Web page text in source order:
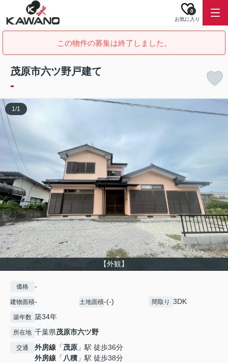
お気に入り
0
この物件の募集は終了しました。
茂原市六ツ野戸建て
-
【外観】
1/1
価格 -
建物面積- 土地面積-(-) 間取り 3DK
築年数 築34年
所在地 千葉県茂原市六ツ野
交通 外房線 「茂原 」駅 徒歩36分
外房線 「八積 」駅 徒歩38分